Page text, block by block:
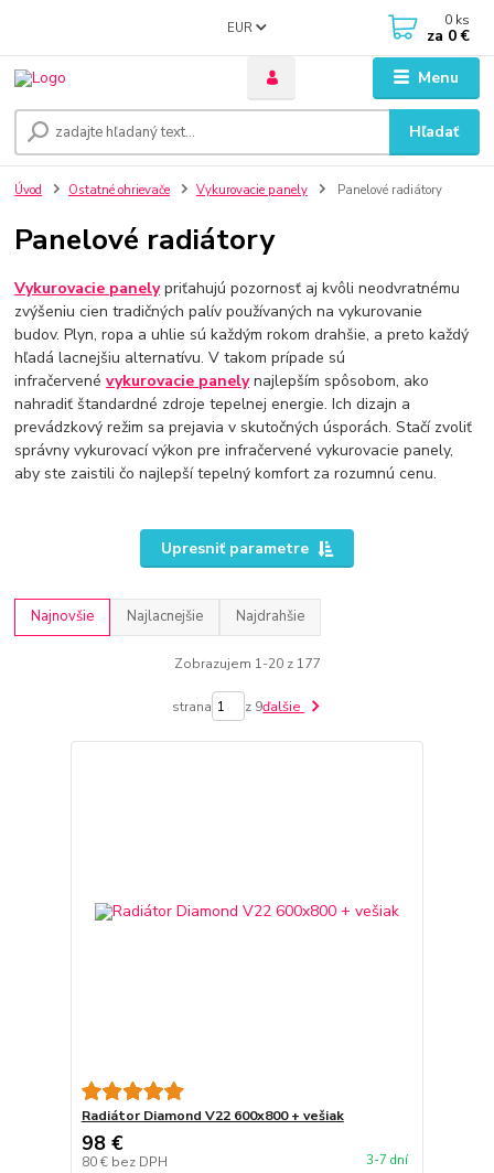
Menu
EUR
Hľadať
0 ks
za 0 €
Úvod Ostatné ohrievače Vykurovacie panely Panelové radiátory
Panelové radiátory
Vykurovacie panelypriťahujú pozornosť aj kvôli neodvratnému
zvýšeniu cien tradičných palív používaných na vykurovanie
budov. Plyn, ropa a uhlie sú každým rokom drahšie, a preto každý
hľadá lacnejšiu alternatívu. V takom prípade sú
infračervenévykurovacie panelynajlepším spôsobom, ako
nahradiť štandardné zdroje tepelnej energie. Ich dizajn a
prevádzkový režim sa prejavia v skutočných úsporách. Stačí zvoliť
správny vykurovací výkon pre infračervené vykurovacie panely,
aby ste zaistili čo najlepší tepelný komfort za rozumnú cenu.
Upresniť parametre
Najnovšie Najlacnejšie Najdrahšie
Zobrazujem 1-20 z 177
strana z 9ďalšie
Radiátor Diamond V22 600x800 + vešiak
98 €
80 € bez DPH 3-7 dní